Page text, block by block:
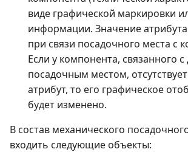
виде графической маркировки
информации. Значение атрибута
при связи посадочного места с
Если у компонента, связанного
посадочным местом,
атрибут, то его графическое
будет изменено.
В состав механического
входить следующие объекты: